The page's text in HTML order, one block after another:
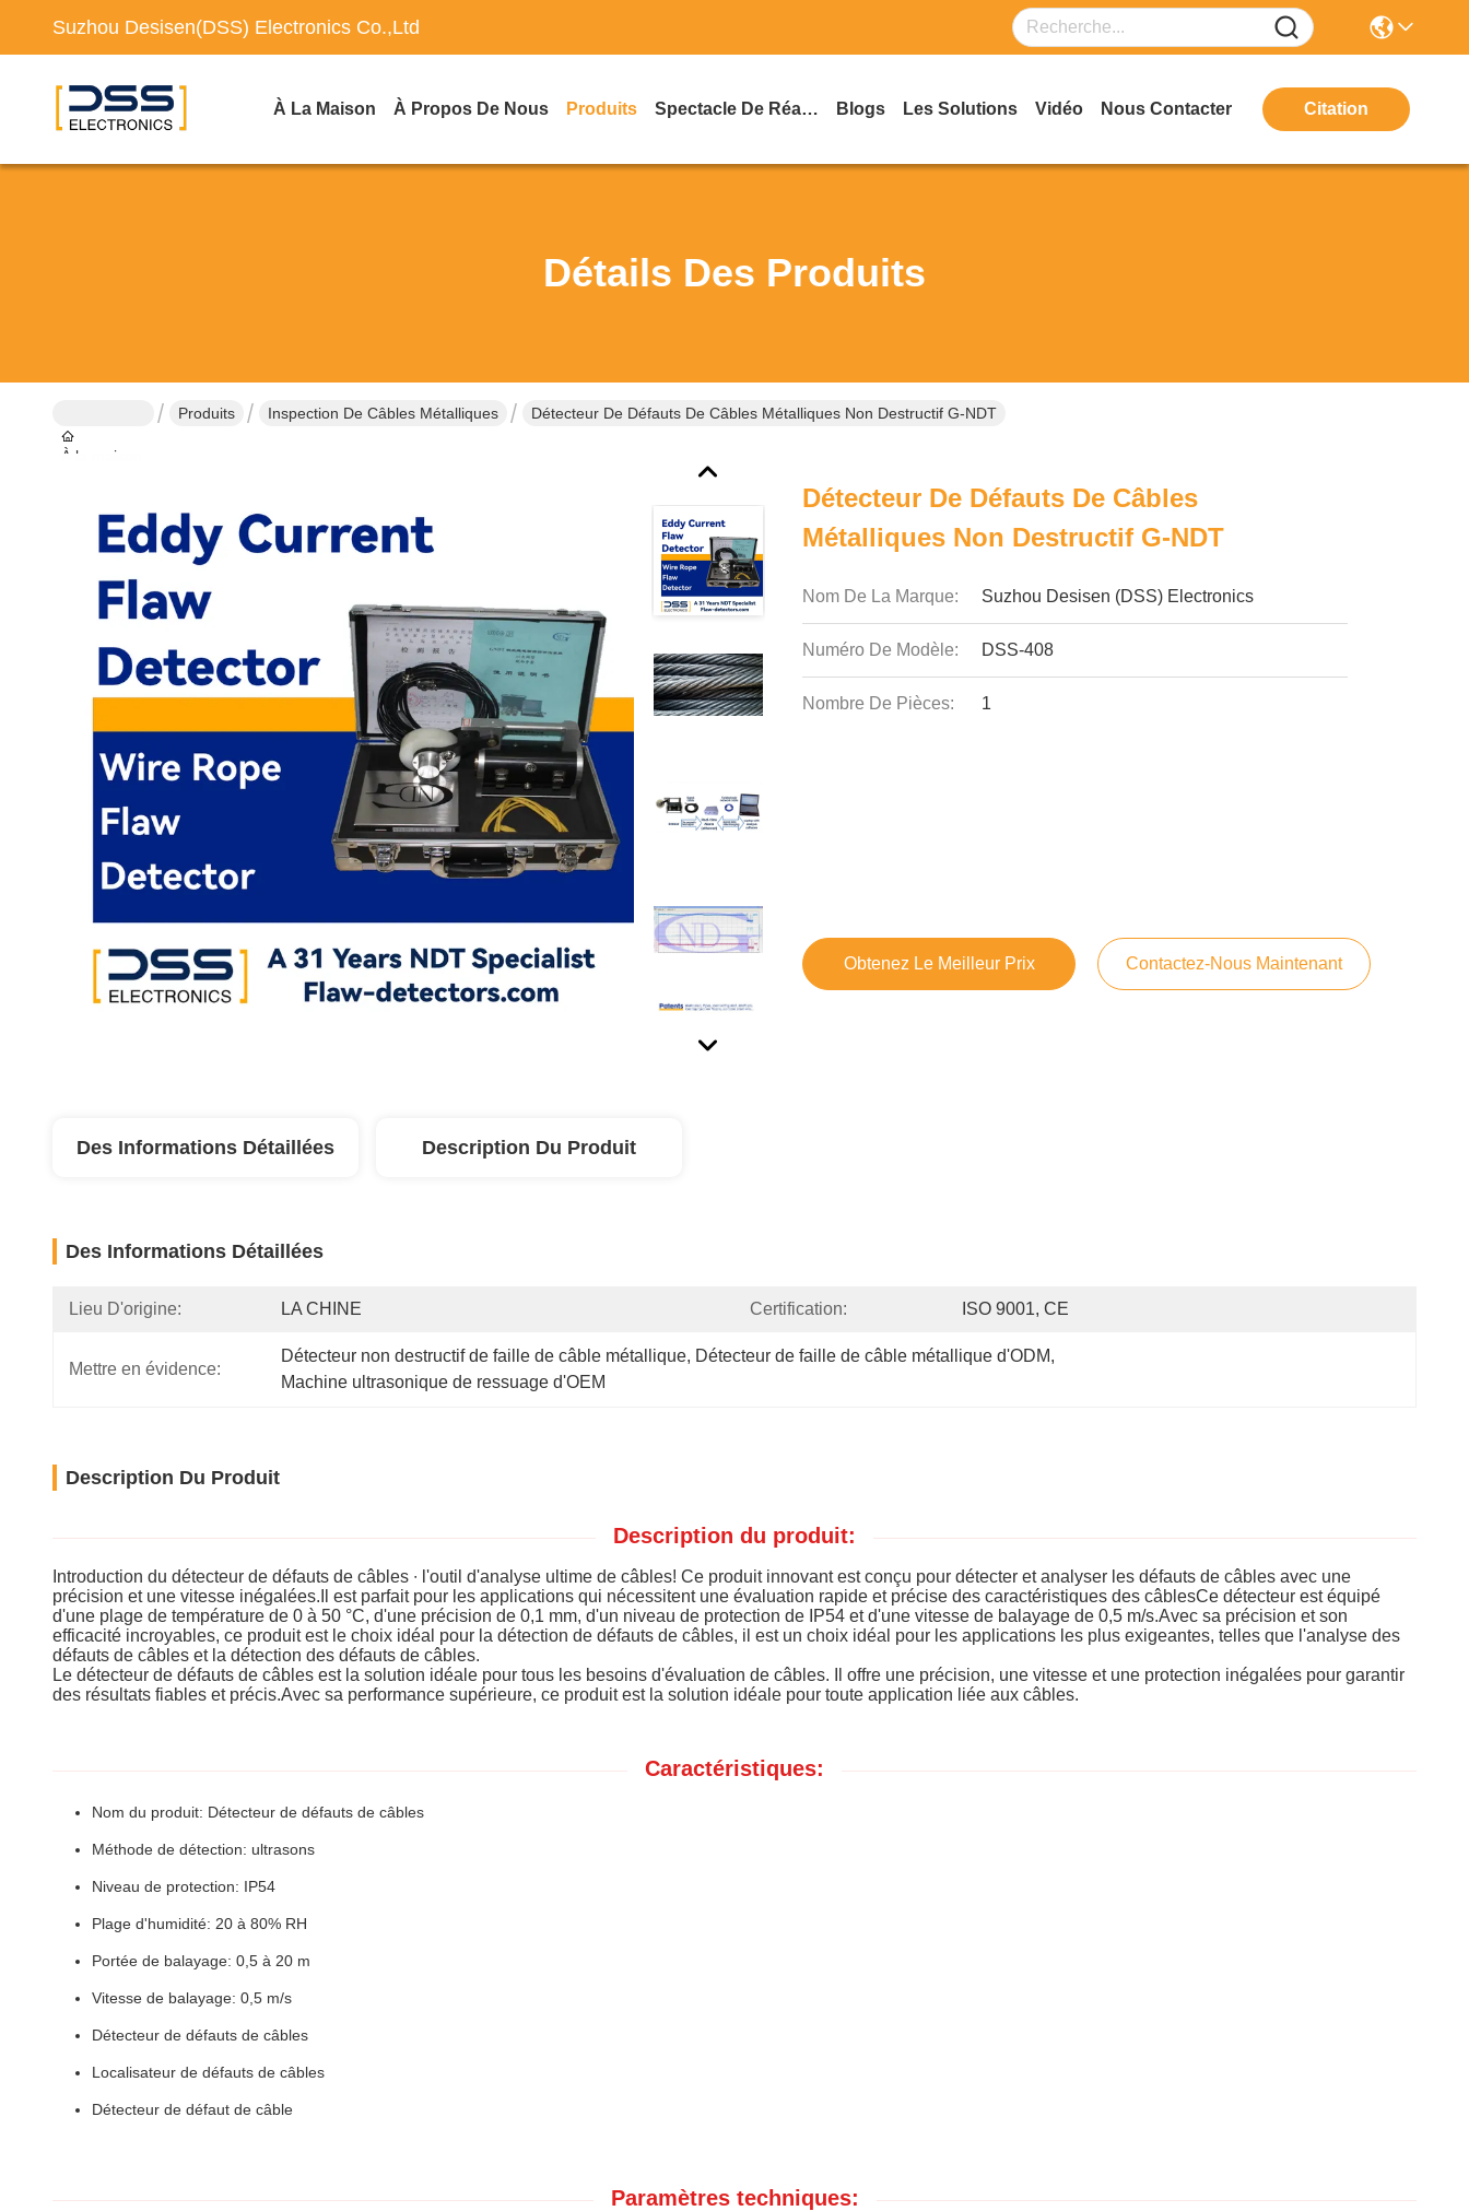
Suzhou Desisen(DSS) Electronics Co.,Ltd
À La Maison À Propos De Nous Produits Spectacle De Réalité Virtuelle Blogs Les Solutions Vidéo Nous Contacter Citation
Détails Des Produits
À la maison
Produits Inspection De Câbles Métalliques Détecteur De Défauts De Câbles Métalliques Non Destructif G-NDT
Détecteur De Défauts De Câbles
Métalliques Non Destructif G-NDT
Nom De La Marque: Suzhou Desisen (DSS) Electronics
Numéro De Modèle: DSS-408
Nombre De Pièces: 1
Obtenez Le Meilleur Prix Contactez-Nous Maintenant
Des Informations Détaillées Description Du Produit
Des Informations Détaillées
Lieu D'origine: LA CHINE Certification: ISO 9001, CE
Mettre en évidence:
Détecteur non destructif de faille de câble métallique, Détecteur de faille de câble métallique d'ODM,
Machine ultrasonique de ressuage d'OEM
Description Du Produit
Description du produit:
Introduction du détecteur de défauts de câbles ∙ l'outil d'analyse ultime de câbles! Ce produit innovant est conçu pour détecter et analyser les défauts de câbles avec une
précision et une vitesse inégalées.Il est parfait pour les applications qui nécessitent une évaluation rapide et précise des caractéristiques des câblesCe détecteur est équipé
d'une plage de température de 0 à 50 °C, d'une précision de 0,1 mm, d'un niveau de protection de IP54 et d'une vitesse de balayage de 0,5 m/s.Avec sa précision et son
efficacité incroyables, ce produit est le choix idéal pour la détection de défauts de câbles, il est un choix idéal pour les applications les plus exigeantes, telles que l'analyse des
défauts de câbles et la détection des défauts de câbles.
Le détecteur de défauts de câbles est la solution idéale pour tous les besoins d'évaluation de câbles. Il offre une précision, une vitesse et une protection inégalées pour garantir
des résultats fiables et précis.Avec sa performance supérieure, ce produit est la solution idéale pour toute application liée aux câbles.
Caractéristiques:
Nom du produit: Détecteur de défauts de câbles
Méthode de détection: ultrasons
Niveau de protection: IP54
Plage d'humidité: 20 à 80% RH
Portée de balayage: 0,5 à 20 m
Vitesse de balayage: 0,5 m/s
Détecteur de défauts de câbles
Localisateur de défauts de câbles
Détecteur de défaut de câble
Paramètres techniques: